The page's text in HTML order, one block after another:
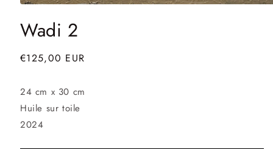
média
1
une
fenêtre
Wadi 2
Prix
€125,00 EUR
24 cm x 30 cm
Huile sur toile
2024